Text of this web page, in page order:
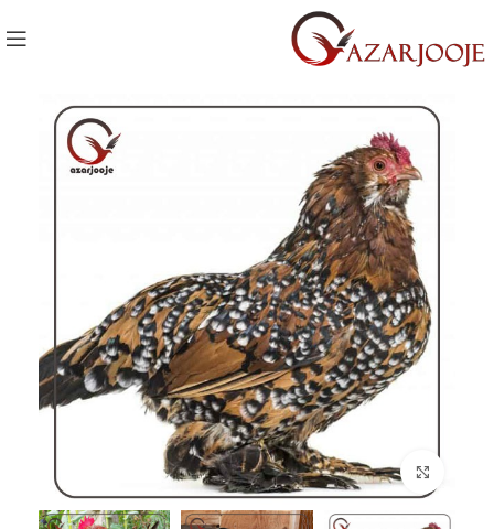
Click to enlarge